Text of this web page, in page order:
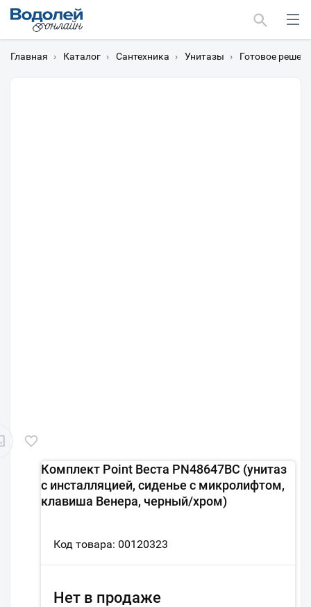
Главная › Каталог › Сантехника › Унитазы › Готовое
Комплект Point Веста PN48647BC (унитаз
с инсталляцией, сиденье с микролифтом,
клавиша Венера, черный/хром)
Код товара: 00120323
Нет в продаже